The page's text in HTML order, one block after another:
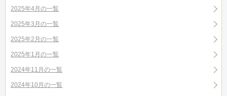
2025年4月の一覧
2025年3月の一覧
2025年2月の一覧
2025年1月の一覧
2024年11月の一覧
2024年10月の一覧